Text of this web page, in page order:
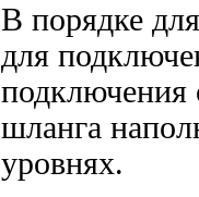
В порядке
для
подключения
шланга
уровнях.